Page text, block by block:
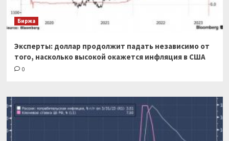
Биржа
Эксперты: доллар продолжит падать независимо от
того, насколько высокой окажется инфляция в США
0